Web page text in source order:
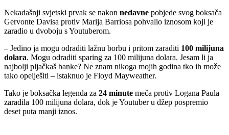
Nekadašnji svjetski prvak se nakon nedavne pobjede svog boksača
Gervonte Davisa protiv Marija Barriosa pohvalio iznosom koji je
zaradio u dvoboju s Youtuberom.
– Jedino ja mogu odraditi lažnu borbu i pritom zaraditi 100 milijuna
dolara. Mogu odraditi sparing za 100 milijuna dolara. Jesam li ja
najbolji pljačkaš banke? Ne znam nikoga mojih godina tko ih može
tako opelješiti – istaknuo je Floyd Mayweather.
Tako je boksačka legenda za 24 minute meča protiv Logana Paula
zaradila 100 milijuna dolara, dok je Youtuber u džep pospremio
deset puta manji iznos.